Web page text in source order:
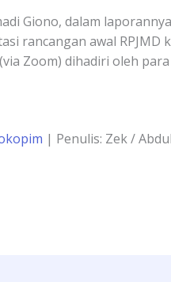
Giono, dalam
rancangan awal
Zoom) dihadiri oleh
| Penulis: Zek /